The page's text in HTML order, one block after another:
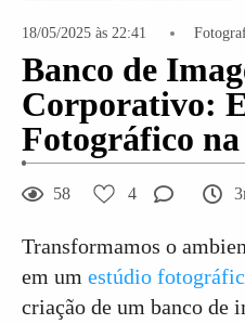
18/05/2025 às 22:41
Banco de
Corporativo:
Fotográfico
58 4
Transformamos o
em um estúdio
criação de um banco de